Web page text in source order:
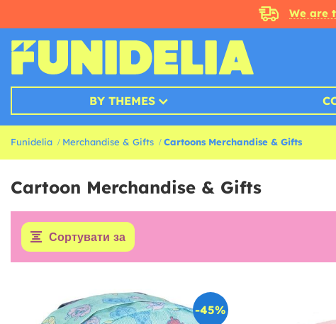
We are
BY THEMES
Funidelia Merchandise & Gifts Cartoons Merchandise & Gifts
Cartoon Merchandise & Gifts
Сортувати за
-45%